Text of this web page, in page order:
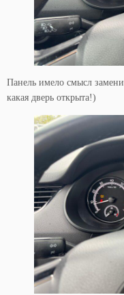
Панель имело смысл
какая дверь открыта!)